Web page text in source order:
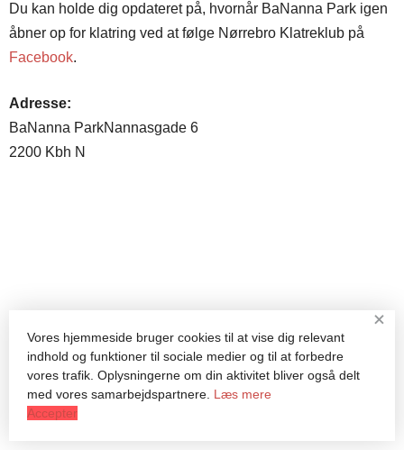
Du kan holde dig opdateret på, hvornår BaNanna Park igen
åbner op for klatring ved at følge Nørrebro Klatreklub på
Facebook.
Adresse:
BaNanna ParkNannasgade 6
2200 Kbh N
+
Vores hjemmeside bruger cookies til at vise dig relevant
indhold og funktioner til sociale medier og til at forbedre
vores trafik. Oplysningerne om din aktivitet bliver også delt
med vores samarbejdspartnere. Læs mere
Accepter